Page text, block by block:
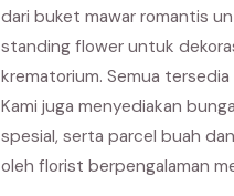
dari buket mawar romantis
standing flower untuk
krematorium. Semua
Kami juga menyediakan
spesial, serta parcel buah
oleh florist berpengalaman